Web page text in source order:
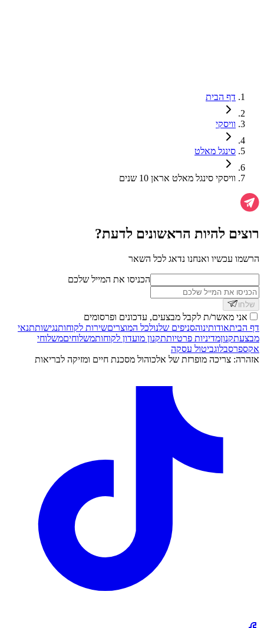
דף הבית
וויסקי
סינגל מאלט
וויסקי סינגל מאלט אראן 10 שנים
רוצים להיות הראשונים לדעת?
הרשמו עכשיו ואנחנו נדאג לכל השאר
הכניסו את המייל שלכם
שלחו
אני מאשר/ת לקבל מבצעים, עדכונים ופרסומים
דף הביתאודותינוהסניפים שלנולכל המוצריםשירות לקוחותנגישותתנאי
מבצעתקנוןמדיניות פרטיותתקנון מועדון לקוחותמשלוחיםמשלוחי
אקספרסבלוגביטול עסקה
אזהרה: צריכה מופרזת של אלכוהול מסכנת חיים ומזיקה לבריאות